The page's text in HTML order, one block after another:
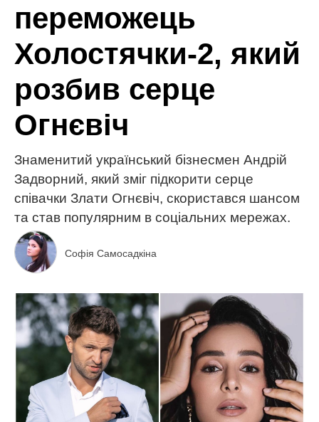
переможець
Холостячки-2, який
розбив серце
Огнєвіч
Знаменитий український бізнесмен Андрій
Задворний, який зміг підкорити серце
співачки Злати Огнєвіч, скористався шансом
та став популярним в соціальних мережах.
Софія Самосадкіна